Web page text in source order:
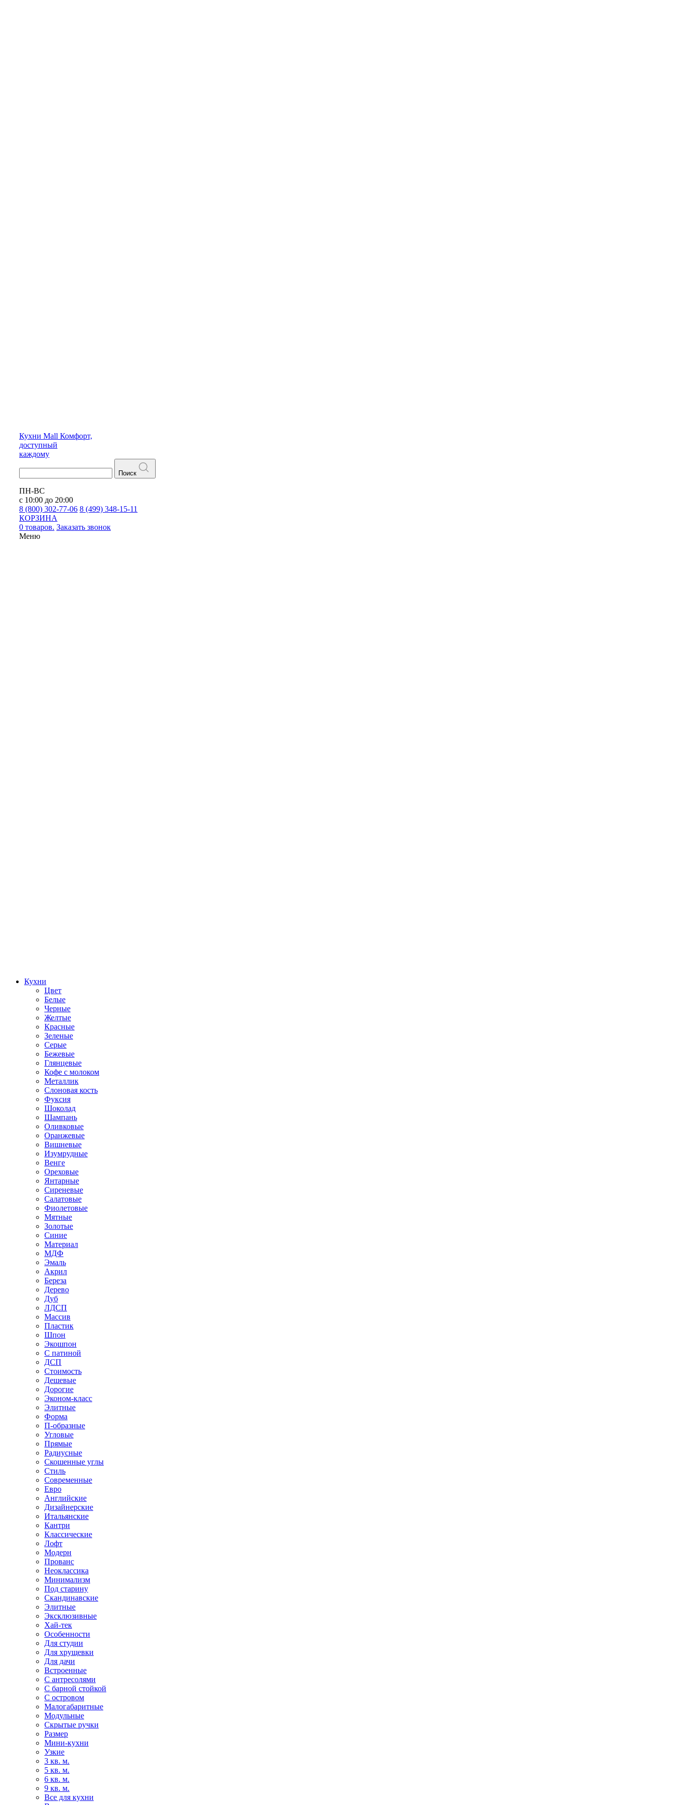
Кухни Mall Комфорт,
доступный
каждому
Поиск
ПН-ВС
с 10:00 до 20:00
8 (800) 302-77-06 8 (499) 348-15-11
КОРЗИНА
0 товаров. Заказать звонок
Меню
Кухни
Цвет
Белые
Черные
Желтые
Красные
Зеленые
Серые
Бежевые
Глянцевые
Кофе с молоком
Металлик
Слоновая кость
Фуксия
Шоколад
Шампань
Оливковые
Оранжевые
Вишневые
Изумрудные
Венге
Ореховые
Янтарные
Сиреневые
Салатовые
Фиолетовые
Мятные
Золотые
Синие
Материал
МДФ
Эмаль
Акрил
Береза
Дерево
Дуб
ЛДСП
Массив
Пластик
Шпон
Экошпон
С патиной
ДСП
Стоимость
Дешевые
Дорогие
Эконом-класс
Элитные
Форма
П-образные
Угловые
Прямые
Радиусные
Скошенные углы
Стиль
Современные
Евро
Английские
Дизайнерские
Итальянские
Кантри
Классические
Лофт
Модерн
Прованс
Неоклассика
Минимализм
Под старину
Скандинавские
Элитные
Эксклюзивные
Хай-тек
Особенности
Для студии
Для хрущевки
Для дачи
Встроенные
С антресолями
С барной стойкой
С островом
Малогабаритные
Модульные
Скрытые ручки
Размер
Мини-кухни
Узкие
3 кв. м.
5 кв. м.
6 кв. м.
9 кв. м.
Все для кухни